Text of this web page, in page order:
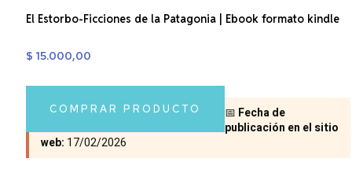
El Estorbo-Ficciones de la Patagonia | Ebook formato kindle
$ 15.000,00
COMPRAR PRODUCTO 📅 Fecha de
publicación en el sitio
web: 17/02/2026